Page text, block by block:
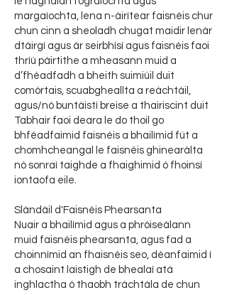
margaíochta, lena n-áirítear faisnéis chur
chun cinn a sheoladh chugat maidir lenár
dtáirgí agus ár seirbhísí agus faisnéis faoi
thríú páirtithe a mheasann muid a
d’fhéadfadh a bheith suimiúil duit
comórtais, scuabgheallta a reáchtáil,
agus/nó buntáistí breise a thairiscint duit
Tabhair faoi deara le do thoil go
bhféadfaimid faisnéis a bhailímid fút a
chomhcheangal le faisnéis ghinearálta
nó sonraí taighde a fhaighimid ó fhoinsí
iontaofa eile.
Slándáil d'Faisnéis Phearsanta
Nuair a bhailímid agus a phróiseálann
muid faisnéis phearsanta, agus fad a
choinnímid an fhaisnéis seo, déanfaimid í
a chosaint laistigh de bhealaí atá
inghlactha ó thaobh tráchtála de chun